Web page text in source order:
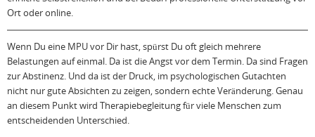
Ort oder online.
Wenn Du eine MPU vor Dir hast, spürst Du oft gleich mehrere
Belastungen auf einmal. Da ist die Angst vor dem Termin. Da sind Fragen
zur Abstinenz. Und da ist der Druck, im psychologischen Gutachten
nicht nur gute Absichten zu zeigen, sondern echte Veränderung. Genau
an diesem Punkt wird Therapiebegleitung für viele Menschen zum
entscheidenden Unterschied.